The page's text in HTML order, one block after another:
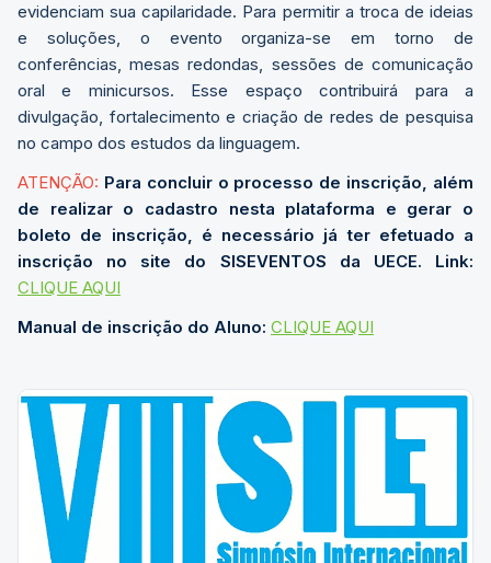
evidenciam sua capilaridade. Para permitir a troca de ideias
e soluções, o evento organiza-se em torno de
conferências, mesas redondas, sessões de comunicação
oral e minicursos. Esse espaço contribuirá para a
divulgação, fortalecimento e criação de redes de pesquisa
no campo dos estudos da linguagem.
ATENÇÃO: Para concluir o processo de inscrição, além
de realizar o cadastro nesta plataforma e gerar o
boleto de inscrição, é necessário já ter efetuado a
inscrição no site do SISEVENTOS da UECE. Link:
CLIQUE AQUI
Manual de inscrição do Aluno: CLIQUE AQUI